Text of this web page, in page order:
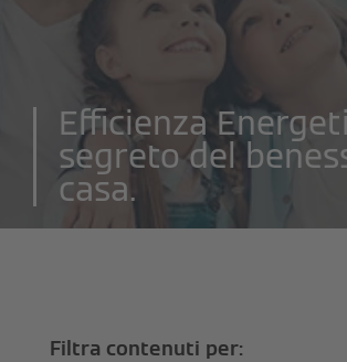
Efficienza
segreto del
casa.
Filtra contenuti per: